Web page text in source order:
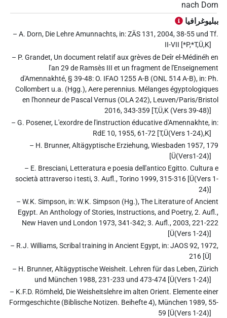
nach Dorn
ببليوغرافيا
– A. Dorn, Die Lehre Amunnachts, in: ZÄS 131, 2004, 38-55 und Tf.
II-VII [*P,*T,Ü,K]
– P. Grandet, Un document relatif aux grèves de Deîr el-Médinéh en
l'an 29 de Ramsès III et un fragment de l'Enseignement
d'Amennakhté, § 39-48: O. IFAO 1255 A-B (ONL 514 A-B), in: Ph.
Collombert u.a. (Hgg.), Aere perennius. Mélanges égyptologiques
en l'honneur de Pascal Vernus (OLA 242), Leuven/Paris/Bristol
2016, 343-359 [T,Ü,K (Vers 39-48)]
– G. Posener, L'exordre de l'instruction éducative d'Amennakhte, in:
RdE 10, 1955, 61-72 [T,Ü(Vers 1-24),K]
– H. Brunner, Altägyptische Erziehung, Wiesbaden 1957, 179
[Ü(Vers1-24)]
– E. Bresciani, Letteratura e poesia dell'antico Egitto. Cultura e
società attraverso i testi, 3. Aufl., Torino 1999, 315-316 [Ü(Vers 1-
24)]
– W.K. Simpson, in: W.K. Simpson (Hg.), The Literature of Ancient
Egypt. An Anthology of Stories, Instructions, and Poetry, 2. Aufl.,
New Haven und London 1973, 341-342; 3. Aufl., 2003, 221-222
[Ü(Vers 1-24)]
– R.J. Williams, Scribal training in Ancient Egypt, in: JAOS 92, 1972,
216 [Ü]
– H. Brunner, Altägyptische Weisheit. Lehren für das Leben, Zürich
und München 1988, 231-233 und 473-474 [Ü(Vers 1-24)]
– K.F.D. Römheld, Die Weisheitslehre im alten Orient. Elemente einer
Formgeschichte (Biblische Notizen. Beihefte 4), München 1989, 55-
59 [Ü(Vers 1-24)]